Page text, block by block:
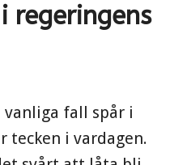
regeringens
vanliga fall spår i
tecken i vardagen.